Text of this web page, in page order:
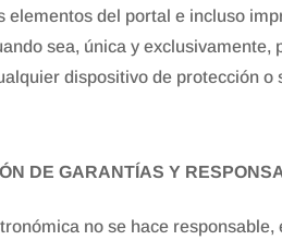
elementos del portal e incluso
sea, única y
dispositivo de protección
DE GARANTÍAS Y
no se hace